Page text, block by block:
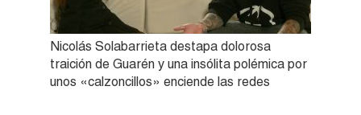
Nicolás Solabarrieta destapa dolorosa
traición de Guarén y una insólita polémica por
unos «calzoncillos» enciende las redes